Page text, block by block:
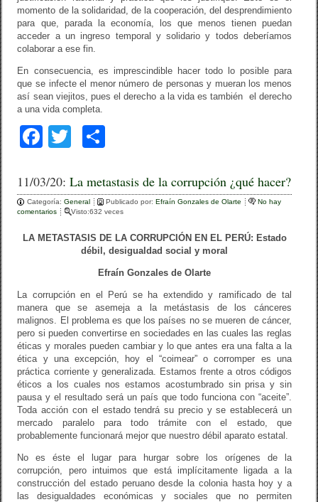
momento de la solidaridad, de la cooperación, del desprendimiento
para que, parada la economía, los que menos tienen puedan
acceder a un ingreso temporal y solidario y todos deberíamos
colaborar a ese fin.
En consecuencia, es imprescindible hacer todo lo posible para
que se infecte el menor número de personas y mueran los menos
así sean viejitos, pues el derecho a la vida es también el derecho
a una vida completa.
F
c
e
b
o
k
T
tt
er
m
p
ar
tir
11/03/20:La metastasis de la corrupción ¿qué hacer?
Categoría:General Publicado por:Efraín Gonzales de Olarte
No hay
comentarios
Visto:632 veces
LA METASTASIS DE LA CORRUPCIÓN EN EL PERÚ: Estado
débil, desigualdad social y moral
Efraín Gonzales de Olarte
La corrupción en el Perú se ha extendido y ramificado de tal
manera que se asemeja a la metástasis de los cánceres
malignos. El problema es que los países no se mueren de cáncer,
pero si pueden convertirse en sociedades en las cuales las reglas
éticas y morales pueden cambiar y lo que antes era una falta a la
ética y una excepción, hoy el “coimear” o corromper es una
práctica corriente y generalizada. Estamos frente a otros códigos
éticos a los cuales nos estamos acostumbrado sin prisa y sin
pausa y el resultado será un país que todo funciona con “aceite”.
Toda acción con el estado tendrá su precio y se establecerá un
mercado paralelo para todo trámite con el estado, que
probablemente funcionará mejor que nuestro débil aparato estatal.
No es éste el lugar para hurgar sobre los orígenes de la
corrupción, pero intuimos que está implícitamente ligada a la
construcción del estado peruano desde la colonia hasta hoy y a
las desigualdades económicas y sociales que no permiten